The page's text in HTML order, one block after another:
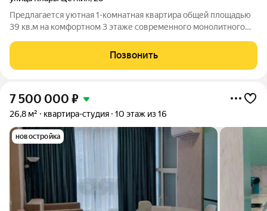
Предлагается уютная 1-комнатная квартира общей площадью
39 кв.м на комфортном 3 этаже современного монолитного
планировка с изолированными комнатами, просторной кухней
можно заехать и жить без
Позвонить
7 500 000 ₽
26,8 м² квартира-студия 10 этаж из 16
новостройка